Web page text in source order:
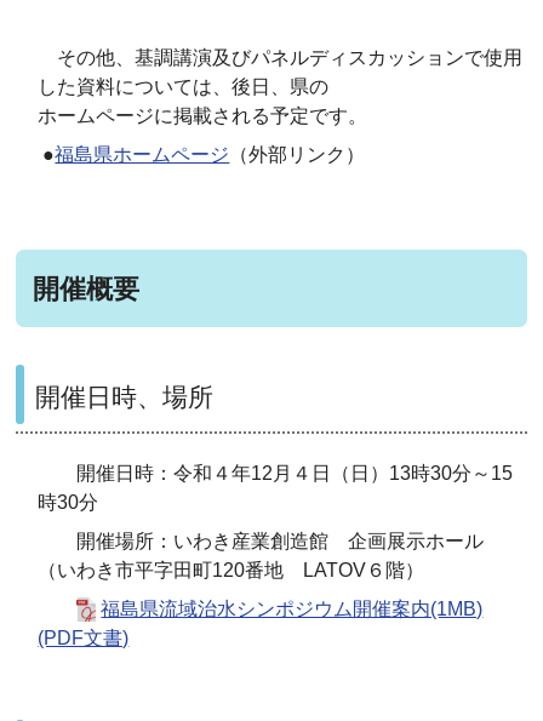
その他、基調講演及びパネルディスカッションで使用
した資料については、後日、県の
ホームページに掲載される予定です。
●福島県ホームページ （外部リンク）
開催概要
開催日時、場所
開催日時：令和４年12月４日（日）13時30分～15
時30分
開催場所 ： いわき産業創造館 企画展示ホール
（いわき市平字田町120番地 LATOV６階）
福島県流域治水シンポジウム開催案内(1MB)
(PDF文書)